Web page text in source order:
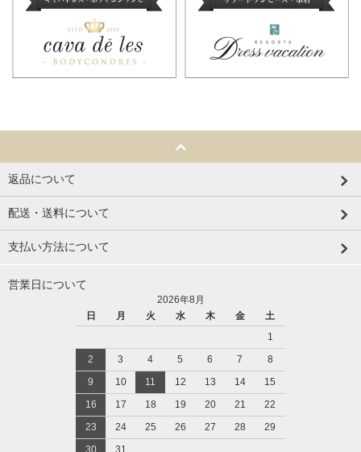
返品について
配送・送料について
支払い方法について
営業日について
2026年8月
日
月 火 水 木 金
土
1
2
3 4 5 6 7
8
9
10 11 12 13 14
15
16
17 18 19 20 21
22
23
24 25 26 27 28
29
30
31